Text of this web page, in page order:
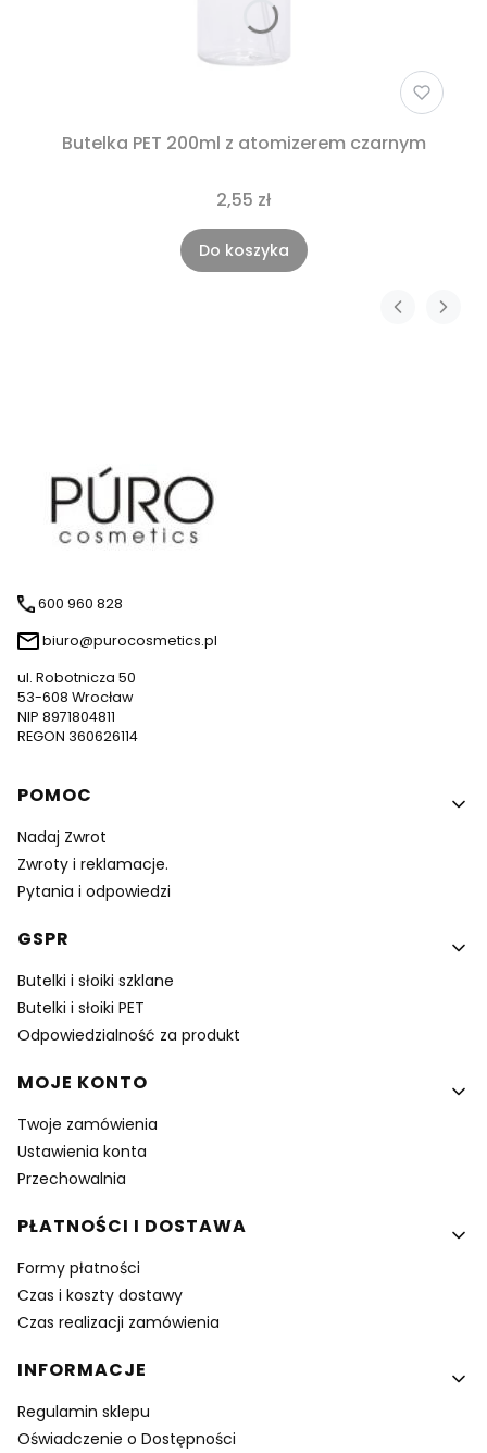
Butelka PET 200ml z atomizerem czarnym
2,55 zł
Do koszyka
600 960 828
biuro@purocosmetics.pl
ul. Robotnicza 50
53-608 Wrocław
NIP 8971804811
REGON 360626114
Linki w stopce
POMOC
Nadaj Zwrot
Zwroty i reklamacje.
Pytania i odpowiedzi
GSPR
Butelki i słoiki szklane
Butelki i słoiki PET
Odpowiedzialność za produkt
MOJE KONTO
Twoje zamówienia
Ustawienia konta
Przechowalnia
PŁATNOŚCI I DOSTAWA
Formy płatności
Czas i koszty dostawy
Czas realizacji zamówienia
INFORMACJE
Regulamin sklepu
Oświadczenie o Dostępności